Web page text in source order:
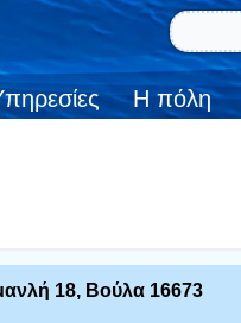
Η πόλη
18, Βούλα 16673